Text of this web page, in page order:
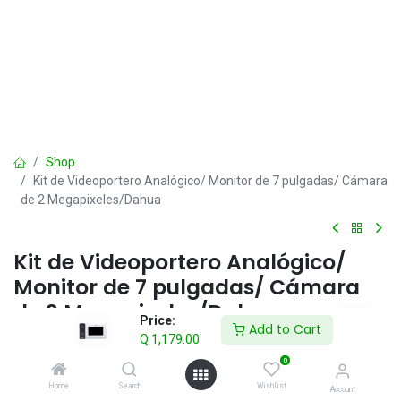
Price:
Q 1,179.00
Add to Cart
Home Search
0
Wishlist Account
Shop
Kit de Videoportero Analógico/ Monitor de 7 pulgadas/ Cámara
de 2 Megapixeles/Dahua
Kit de Videoportero Analógico/
Monitor de 7 pulgadas/ Cámara
de 2 Megapixeles/Dahua